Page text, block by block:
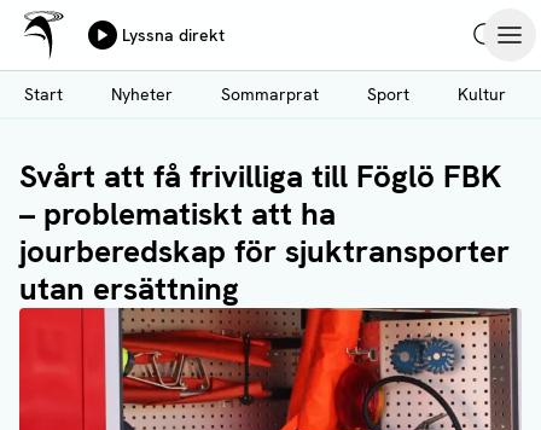
Hoppa
till
huvudinnehåll
Ålands Radio & TV
Lyssna direkt
Start
Nyheter Sommarprat Sport Kultur
Svårt att få frivilliga till Föglö FBK
– problematiskt att ha
jourberedskap för sjuktransporter
utan ersättning